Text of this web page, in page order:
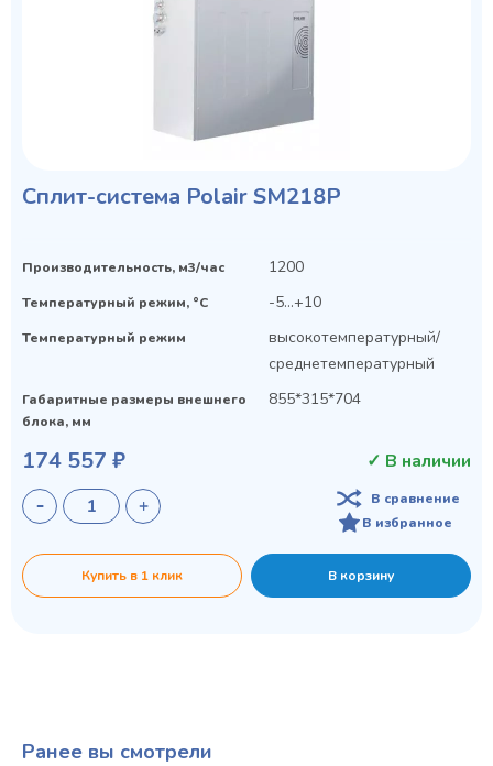
Сплит-система Polair SM218P
Производительность, м3/час 1200
Температурный режим, °C -5...+10
Температурный режим
высокотемпературный/
среднетемпературный
Габаритные размеры внешнего
блока, мм
855*315*704
174 557 ₽ ✓ В наличии
В сравнение
В избранное
Купить в 1 клик В корзину
Ранее вы смотрели